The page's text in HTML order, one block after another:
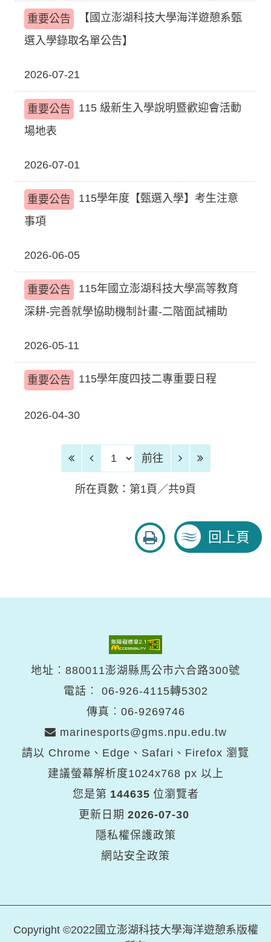
重要公告
【國立澎湖科技大學海洋遊憩系甄
選入學錄取名單公告】
2026-07-21
重要公告
115 級新生入學說明暨歡迎會活動
場地表
2026-07-01
重要公告
115學年度【甄選入學】考生注意
事項
2026-06-05
重要公告
115年國立澎湖科技大學高等教育
深耕-完善就學協助機制計畫-二階面試補助
2026-05-11
重要公告 115學年度四技二專重要日程
2026-04-30
前往頁 前往
所在頁數：第1頁／共9頁
友
善
回上頁
地址︰880011澎湖縣馬公市六合路300號
電話︰ 06-926-4115轉5302
傳真︰06-9269746
marinesports@gms.npu.edu.tw
請以 Chrome、Edge、Safari、Firefox 瀏覽
建議螢幕解析度1024x768 px 以上
您是第 144635 位瀏覽者
更新日期 2026-07-30
隱私權保護政策
網站安全政策
Copyright ©2022國立澎湖科技大學海洋遊憩系版權